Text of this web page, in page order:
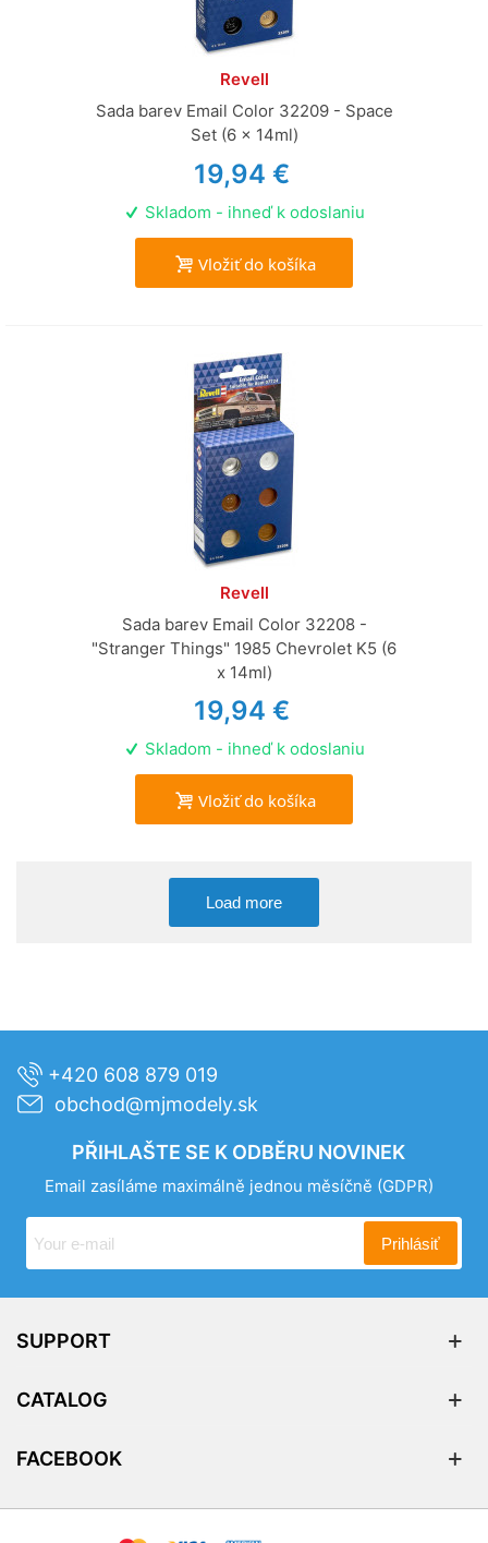
Revell
Sada barev Email Color 32209 - Space
Set (6 x 14ml)
19,94 €
Skladom - ihneď k odoslaniu
Vložiť do košíka
Revell
Sada barev Email Color 32208 -
"Stranger Things" 1985 Chevrolet K5 (6
x 14ml)
19,94 €
Skladom - ihneď k odoslaniu
Vložiť do košíka
Load more
+420 608 879 019
obchod@mjmodely.sk
PŘIHLAŠTE SE K ODBĚRU NOVINEK
Email zasíláme maximálně jednou měsíčně (GDPR)
Prihlásiť
SUPPORT
CATALOG
FACEBOOK